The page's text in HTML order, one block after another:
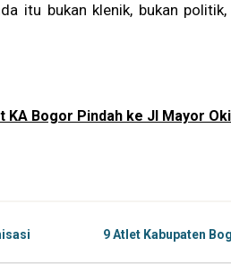
itu bukan klenik, bukan
KA Bogor Pindah ke Jl Mayor
9 Atlet Kabupaten